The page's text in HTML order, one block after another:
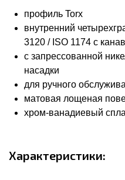
профиль Torx
внутренний
3120 / ISO 1174 с
с запрессованной
насадки
для ручного
матовая лощеная
хром-ванадиевый
Характеристики: